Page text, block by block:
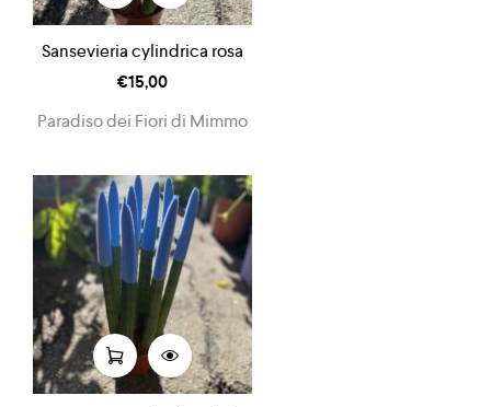
Sansevieria cylindrica rosa
€15,00
Paradiso dei Fiori di Mimmo